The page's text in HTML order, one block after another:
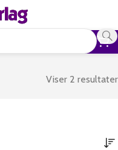
Viser 2 resultater